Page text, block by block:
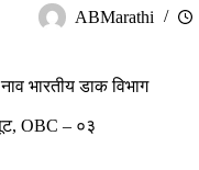
ABMarathi
भारतीय डाक विभाग
OBC – ०३